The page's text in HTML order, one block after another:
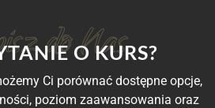
O KURS?
Ci porównać dostępne opcje,
poziom zaawansowania oraz